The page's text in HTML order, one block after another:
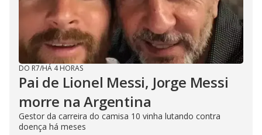
DO R7/HÁ 4 HORAS
Pai de Lionel Messi, Jorge Messi
morre na Argentina
Gestor da carreira do camisa 10 vinha lutando contra
doença há meses